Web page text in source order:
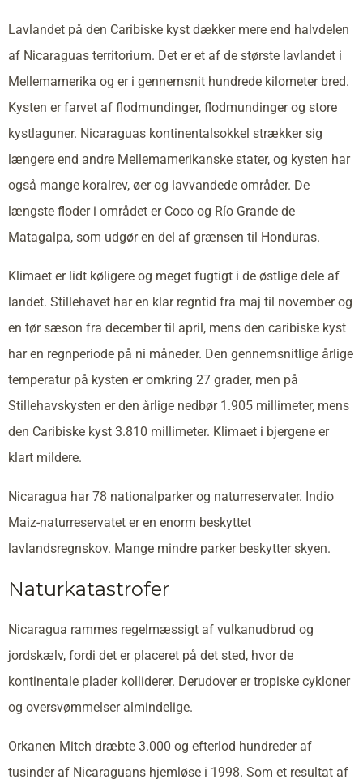
Lavlandet på den Caribiske kyst dækker mere end halvdelen
af Nicaraguas territorium. Det er et af de største lavlandet i
Mellemamerika og er i gennemsnit hundrede kilometer bred.
Kysten er farvet af flodmundinger, flodmundinger og store
kystlaguner. Nicaraguas kontinentalsokkel strækker sig
længere end andre Mellemamerikanske stater, og kysten har
også mange koralrev, øer og lavvandede områder. De
længste floder i området er Coco og Río Grande de
Matagalpa, som udgør en del af grænsen til Honduras.
Klimaet er lidt køligere og meget fugtigt i de østlige dele af
landet. Stillehavet har en klar regntid fra maj til november og
en tør sæson fra december til april, mens den caribiske kyst
har en regnperiode på ni måneder. Den gennemsnitlige årlige
temperatur på kysten er omkring 27 grader, men på
Stillehavskysten er den årlige nedbør 1.905 millimeter, mens
den Caribiske kyst 3.810 millimeter. Klimaet i bjergene er
klart mildere.
Nicaragua har 78 nationalparker og naturreservater. Indio
Maiz-naturreservatet er en enorm beskyttet
lavlandsregnskov. Mange mindre parker beskytter skyen.
Naturkatastrofer
Nicaragua rammes regelmæssigt af vulkanudbrud og
jordskælv, fordi det er placeret på det sted, hvor de
kontinentale plader kolliderer. Derudover er tropiske cykloner
og oversvømmelser almindelige.
Orkanen Mitch dræbte 3.000 og efterlod hundreder af
tusinder af Nicaraguans hjemløse i 1998. Som et resultat af